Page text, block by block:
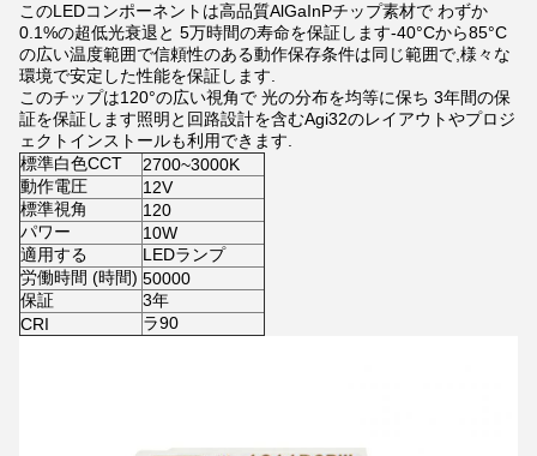
このLEDコンポーネントは高品質AlGaInPチップ素材で わずか
0.1%の超低光衰退と 5万時間の寿命を保証します-40°Cから85°C
の広い温度範囲で信頼性のある動作保存条件は同じ範囲で,様々な
環境で安定した性能を保証します.
このチップは120°の広い視角で 光の分布を均等に保ち 3年間の保
証を保証します照明と回路設計を含むAgi32のレイアウトやプロジ
ェクトインストールも利用できます.
標準白色CCT
2700~3000K
動作電圧
12V
標準視角
120
パワー
10W
適用する
LEDランプ
労働時間 (時間) 50000
保証
3年
CRI
ラ90